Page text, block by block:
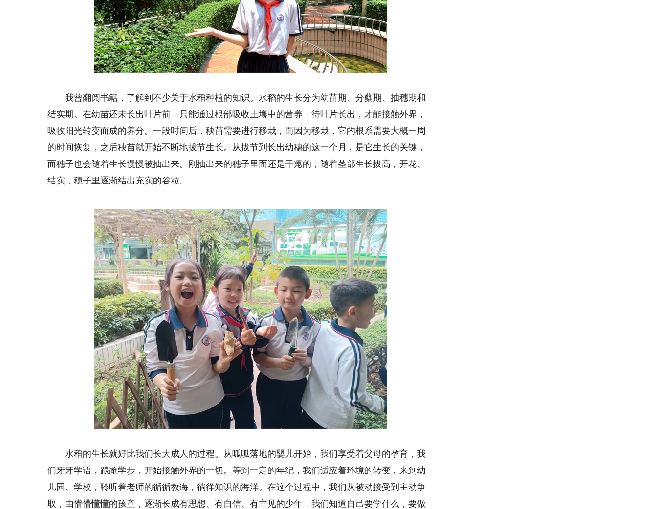
我曾翻阅书籍，了解到不少关于水稻种植的知识。水稻的生长分为幼苗期、分蘖期、抽穗期和
结实期。在幼苗还未长出叶片前，只能通过根部吸收土壤中的营养；待叶片长出，才能接触外界，
吸收阳光转变而成的养分。一段时间后，秧苗需要进行移栽，而因为移栽，它的根系需要大概一周
的时间恢复，之后秧苗就开始不断地拔节生长。从拔节到长出幼穗的这一个月，是它生长的关键，
而穗子也会随着生长慢慢被抽出来。刚抽出来的穗子里面还是干瘪的，随着茎部生长拔高，开花、
结实，穗子里逐渐结出充实的谷粒。
水稻的生长就好比我们长大成人的过程。从呱呱落地的婴儿开始，我们享受着父母的孕育，我
们牙牙学语，踉跄学步，开始接触外界的一切。等到一定的年纪，我们适应着环境的转变，来到幼
儿园、学校，聆听着老师的循循教诲，徜徉知识的海洋。在这个过程中，我们从被动接受到主动争
取，由懵懵懂懂的孩童，逐渐长成有思想、有自信、有主见的少年，我们知道自己要学什么，要做